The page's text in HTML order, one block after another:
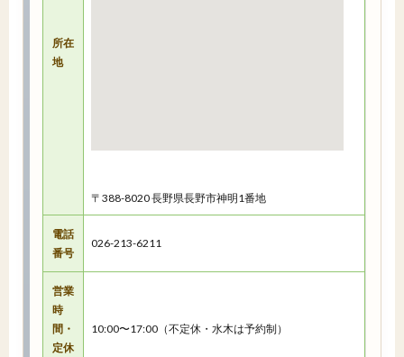
所在
地
〒388-8020 長野県長野市神明1番地
電話
番号
026-213-6211
営業
時
間・
定休
10:00〜17:00（不定休・水木は予約制）